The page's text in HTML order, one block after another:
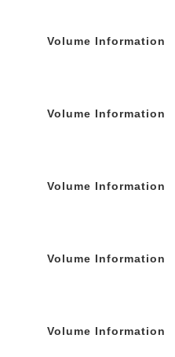
Volume Information
Volume Information
Volume Information
Volume Information
Volume Information